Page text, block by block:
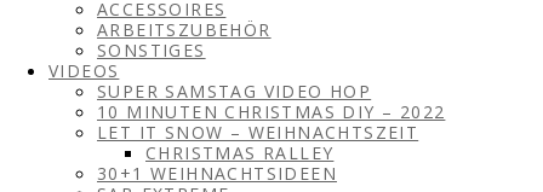
ACCESSOIRES
ARBEITSZUBEHÖR
SONSTIGES
VIDEOS
SUPER SAMSTAG VIDEO HOP
10 MINUTEN CHRISTMAS DIY – 2022
LET IT SNOW – WEIHNACHTSZEIT
CHRISTMAS RALLEY
30+1 WEIHNACHTSIDEEN